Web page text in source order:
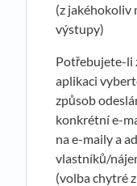
(z jakéhokoliv
výstupy)
Potřebujete-li
aplikaci
způsob
konkrétní e-
na e-maily a
vlastníků/
(volba chytré